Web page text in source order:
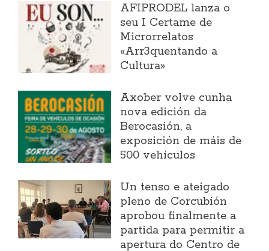
AFIPRODEL lanza o
seu I Certame de
Microrrelatos
«Arr3quentando a
Cultura»
Axober volve cunha
nova edición da
Berocasión, a
exposición de máis de
500 vehículos
Un tenso e ateigado
pleno de Corcubión
aprobou finalmente a
partida para permitir a
apertura do Centro de